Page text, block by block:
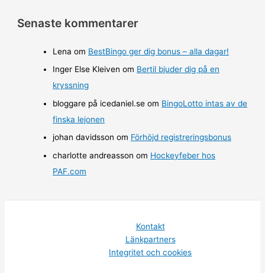
Senaste kommentarer
Lena om BestBingo ger dig bonus – alla dagar!
Inger Else Kleiven om Bertil bjuder dig på en
kryssning
bloggare på icedaniel.se om BingoLotto intas av de
finska lejonen
johan davidsson om Förhöjd registreringsbonus
charlotte andreasson om Hockeyfeber hos
PAF.com
Kontakt
Länkpartners
Integritet och cookies